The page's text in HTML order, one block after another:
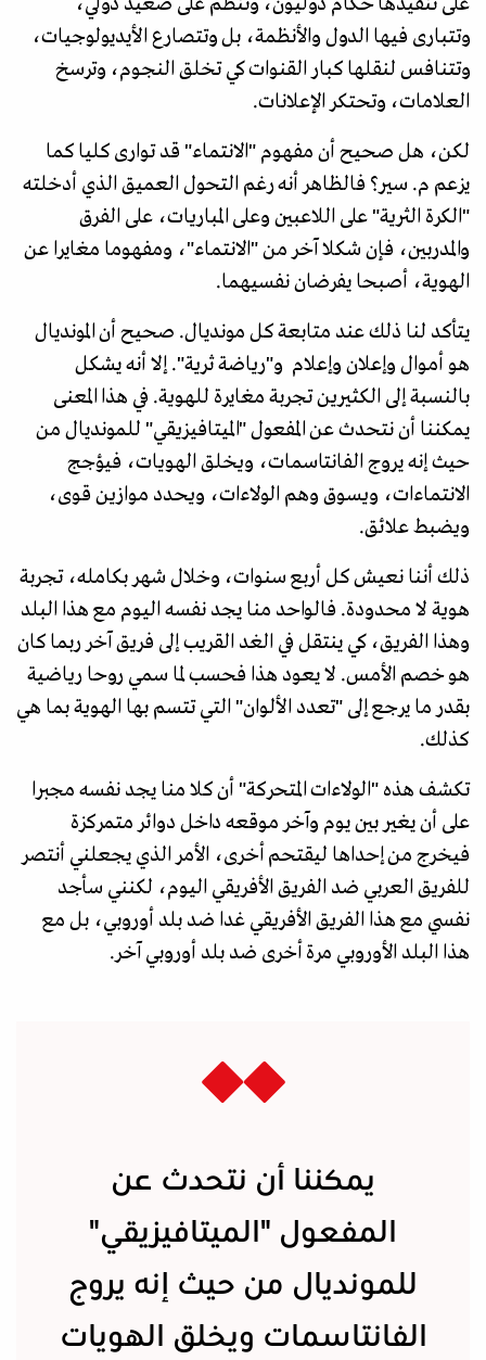
وتتبارى فيها الدول والأنظمة، بل وتتصارع الأيديولوجيات،
وتتنافس لنقلها كبار القنوات كي تخلق النجوم، وترسخ
العلامات، وتحتكر الإعلانات.
لكن، هل صحيح أن مفهوم "الانتماء" قد توارى كليا كما
يزعم م. سير؟ فالظاهر أنه رغم التحول العميق الذي أدخلته
"الكرة الثرية" على اللاعبين وعلى المباريات، على الفرق
والمدربين، فإن شكلا آخر من "الانتماء"، ومفهوما مغايرا عن
الهوية، أصبحا يفرضان نفسيهما.
يتأكد لنا ذلك عند متابعة كل مونديال. صحيح أن المونديال
هو أموال وإعلان وإعلام و"رياضة ثرية". إلا أنه يشكل
بالنسبة إلى الكثيرين تجربة مغايرة للهوية. في هذا المعنى
يمكننا أن نتحدث عن المفعول "الميتافيزيقي" للمونديال من
حيث إنه يروج الفانتاسمات، ويخلق الهويات، فيؤجج
الانتماءات، ويسوق وهم الولاءات، ويحدد موازين قوى،
ويضبط علائق.
ذلك أننا نعيش كل أربع سنوات، وخلال شهر بكامله، تجربة
هوية لا محدودة. فالواحد منا يجد نفسه اليوم مع هذا البلد
وهذا الفريق، كي ينتقل في الغد القريب إلى فريق آخر ربما كان
هو خصم الأمس. لا يعود هذا فحسب لما سمي روحا رياضية
بقدر ما يرجع إلى "تعدد الألوان" التي تتسم بها الهوية بما هي
كذلك.
تكشف هذه "الولاءات المتحركة" أن كلا منا يجد نفسه مجبرا
على أن يغير بين يوم وآخر موقعه داخل دوائر متمركزة
فيخرج من إحداها ليقتحم أخرى، الأمر الذي يجعلني أنتصر
للفريق العربي ضد الفريق الأفريقي اليوم، لكنني سأجد
نفسي مع هذا الفريق الأفريقي غدا ضد بلد أوروبي، بل مع
هذا البلد الأوروبي مرة أخرى ضد بلد أوروبي آخر.
يمكننا أن نتحدث عن
المفعول "الميتافيزيقي"
للمونديال من حيث إنه يروج
الفانتاسمات ويخلق الهويات